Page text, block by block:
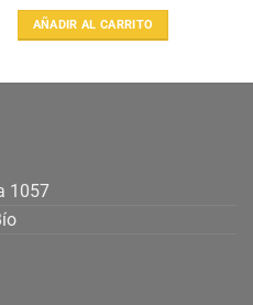
AÑADIR AL CARRITO
1057